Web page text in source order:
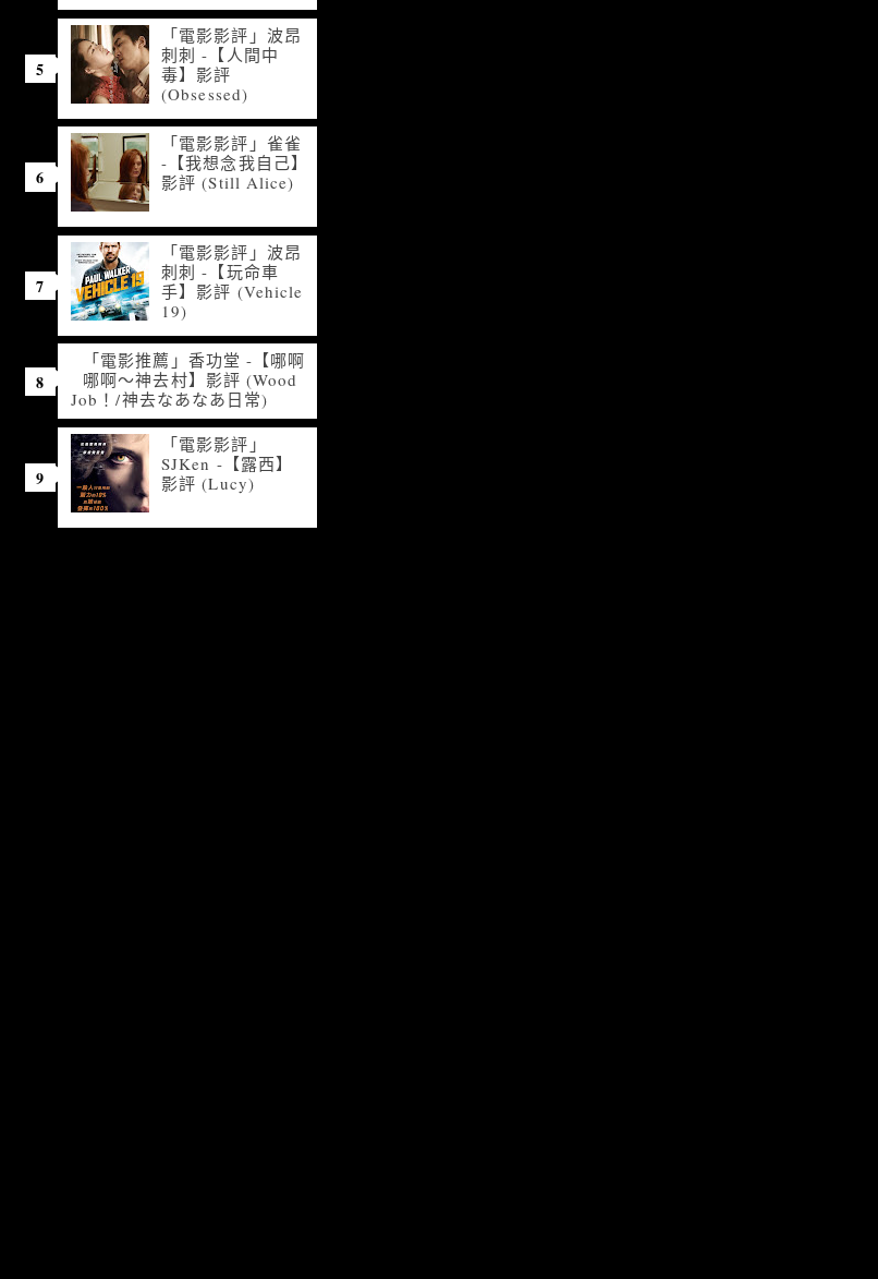
「電影影評」波昂
刺刺 -【人間中
毒】影評
(Obsessed)
「電影影評」雀雀
-【我想念我自己】
影評 (Still Alice)
「電影影評」波昂
刺刺 -【玩命車
手】影評 (Vehicle
19)
「電影推薦」香功堂 -【哪啊
哪啊～神去村】影評 (Wood
Job！/神去なあなあ日常)
「電影影評」
SJKen -【露西】
影評 (Lucy)